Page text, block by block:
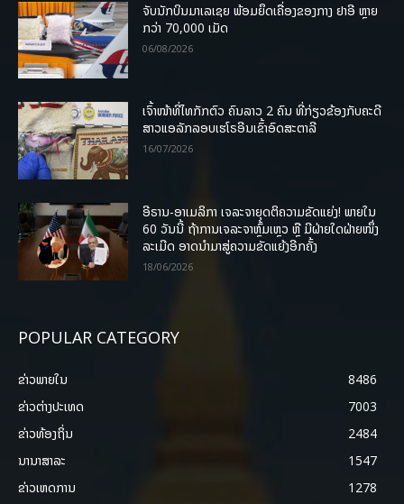
ຈັບນັກບິນມາເລເຊຍ ພ້ອມຍຶດເຄື່ອງຂອງກາງ ຢາອີ ຫຼາຍ
ກວ່າ 70,000 ເມັດ
06/08/2026
ເຈົ້າໜ້າທີ່ໄທກັກຕົວ ຄົນລາວ 2 ຄົນ ທີ່ກ່ຽວຂ້ອງກັບຄະດີ
ສາວແອລັກລອບເຮໂຣອີນເຂົ້າອົດສະຕາລີ
16/07/2026
ອີຣານ-ອາເມລິກາ ເຈລະຈາຍຸດຕິຄວາມຂັດແຍ່ງ! ພາຍໃນ
60 ວັນນີ້ ຖ້າການເຈລະຈາຫຼົ້ມເຫຼວ ຫຼື ມີຝ່າຍໃດຝ່າຍໜຶ່ງ
ລະເມີດ ອາດນໍາມາສູ່ຄວາມຂັດແຍ້ງອີກຄັ້ງ
18/06/2026
POPULAR CATEGORY
ຂ່າວພາຍ​ໃນ
8486
ຂ່າວຕ່າງປະເທດ
7003
ຂ່າວທ້ອງຖິ່ນ
2484
ນານາສາລະ
1547
ຂ່າວເຫດການ
1278